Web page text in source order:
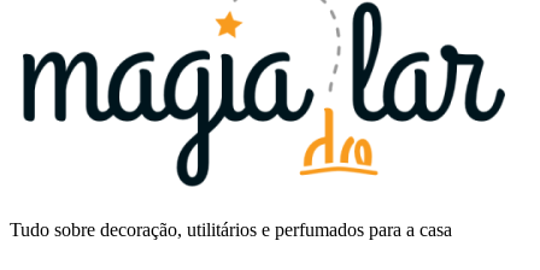
Tudo sobre decoração, utilitários e perfumados para a casa